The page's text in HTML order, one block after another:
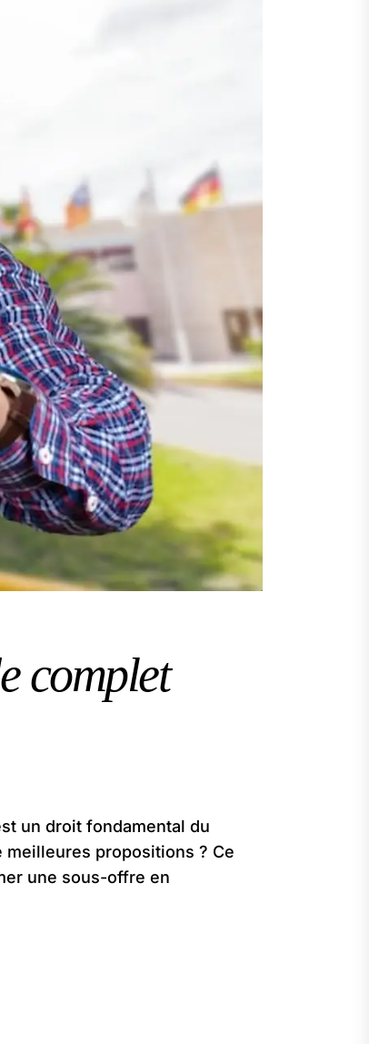
complet
un droit fondamental du
propositions ? Ce
une sous-offre en